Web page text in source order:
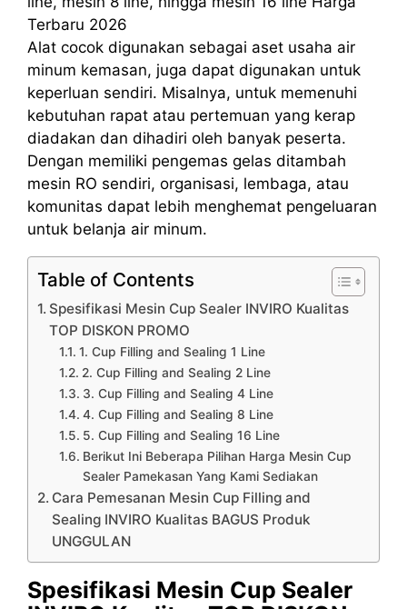
Terbaru 2026
Alat cocok digunakan sebagai aset usaha air
minum kemasan, juga dapat digunakan untuk
keperluan sendiri. Misalnya, untuk memenuhi
kebutuhan rapat atau pertemuan yang kerap
diadakan dan dihadiri oleh banyak peserta.
Dengan memiliki pengemas gelas ditambah
mesin RO sendiri, organisasi, lembaga, atau
komunitas dapat lebih menghemat pengeluaran
untuk belanja air minum.
Table of Contents
Spesifikasi Mesin Cup Sealer INVIRO Kualitas
TOP DISKON PROMO
1. Cup Filling and Sealing 1 Line
2. Cup Filling and Sealing 2 Line
3. Cup Filling and Sealing 4 Line
4. Cup Filling and Sealing 8 Line
5. Cup Filling and Sealing 16 Line
Berikut Ini Beberapa Pilihan Harga Mesin Cup
Sealer Pamekasan Yang Kami Sediakan
Cara Pemesanan Mesin Cup Filling and
Sealing INVIRO Kualitas BAGUS Produk
UNGGULAN
Spesifikasi Mesin Cup Sealer